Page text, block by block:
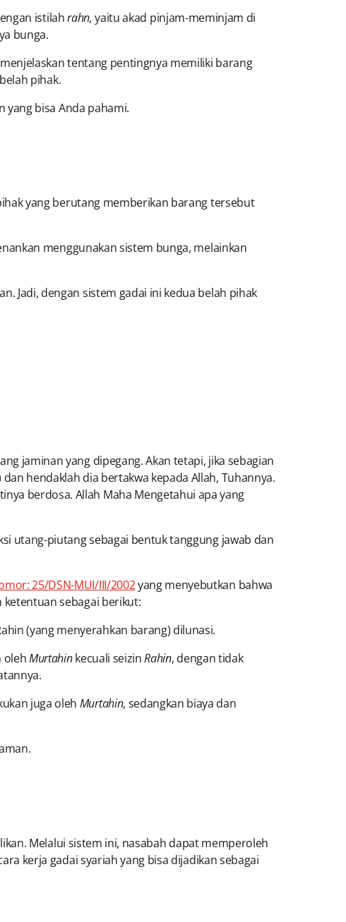
istilahrahn,yaitu akad pinjam-meminjam di
bunga.
tentang pentingnya memiliki barang
pihak.
yang bisa Anda pahami.
yang berutang memberikan barang tersebut
menggunakan sistem bunga, melainkan
Jadi, dengan sistem gadai ini kedua belah pihak
jaminan yang dipegang. Akan tetapi, jika sebagian
hendaklah dia bertakwa kepada Allah, Tuhannya.
berdosa. Allah Maha Mengetahui apa yang
utang-piutang sebagai bentuk tanggung jawab dan
25/DSN-MUI/III/2002yang menyebutkan bahwa
sebagai berikut:
(yang menyerahkan barang) dilunasi.
olehMurtahinkecuali seizinRahin, dengan tidak
juga oleh Murtahin, sedangkan biaya dan
Melalui sistem ini, nasabah dapat memperoleh
kerja gadai syariah yang bisa dijadikan sebagai